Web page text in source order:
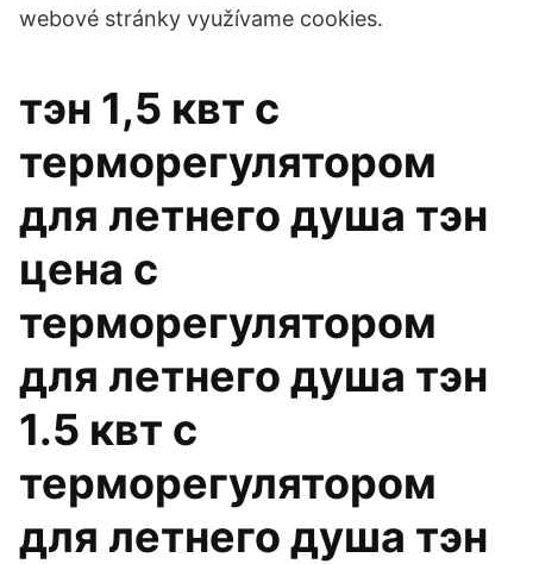
webové stránky využívame cookies.
тэн 1,5 квт с
терморегулятором
для летнего душа тэн
цена с
терморегулятором
для летнего душа тэн
1.5 квт с
терморегулятором
для летнего душа тэн